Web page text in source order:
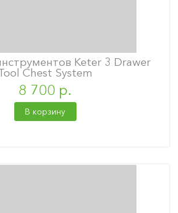
Keter 3 Drawer
Chest System
8 700 р.
В корзину